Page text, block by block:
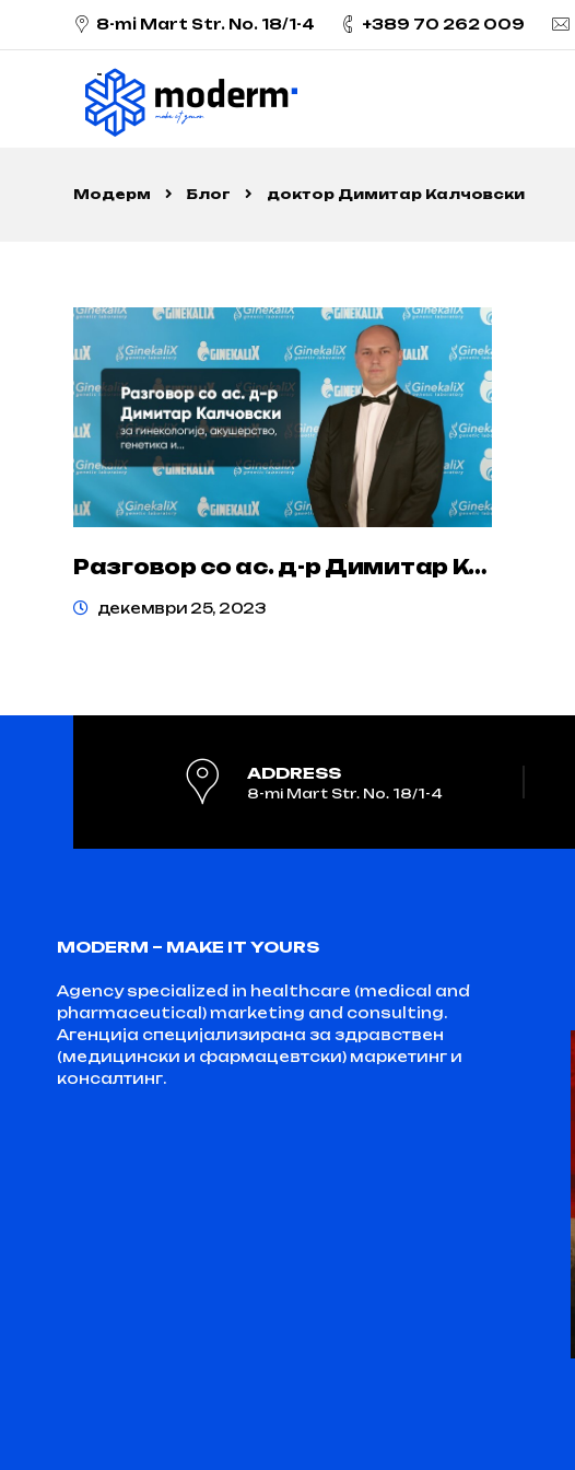
8-mi Mart Str. No. 18/1-4 +389 70 262 009
Модерм Блог доктор Димитар Калчовски
Разговор со ас. д-р Димитар Калчовски на тема гинекологија, акушерство, генетика и…
декември 25, 2023
ADDRESS
8-mi Mart Str. No. 18/1-4
MODERM – MAKE IT YOURS
Agency specialized in healthcare (medical and
pharmaceutical) marketing and consulting.
Агенција специјализирана за здравствен
(медицински и фармацевтски) маркетинг и
консалтинг.